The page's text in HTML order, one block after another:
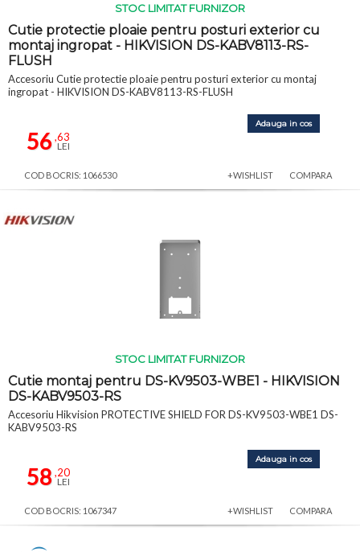
STOC LIMITAT FURNIZOR
Cutie protectie ploaie pentru posturi exterior cu
montaj ingropat - HIKVISION DS-KABV8113-RS-
FLUSH
Accesoriu Cutie protectie ploaie pentru posturi exterior cu montaj
ingropat - HIKVISION DS-KABV8113-RS-FLUSH
56,63
LEI
Adauga in cos
COD BOCRIS: 1066530 +WISHLIST COMPARA
STOC LIMITAT FURNIZOR
Cutie montaj pentru DS-KV9503-WBE1 - HIKVISION
DS-KABV9503-RS
Accesoriu Hikvision PROTECTIVE SHIELD FOR DS-KV9503-WBE1 DS-
KABV9503-RS
58,20
LEI
Adauga in cos
COD BOCRIS: 1067347 +WISHLIST COMPARA